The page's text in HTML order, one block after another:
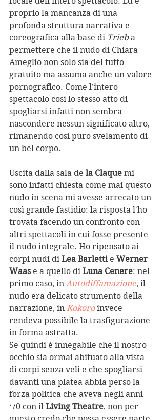
proprio la mancanza di una
profonda struttura narrativa e
coreografica alla base di Trieb a
permettere che il nudo di Chiara
Ameglio non solo sia del tutto
gratuito ma assuma anche un valore
pornografico. Come l’intero
spettacolo così lo stesso atto di
spogliarsi infatti non sembra
nascondere nessun significato altro,
rimanendo così puro svelamento di
un bel corpo.
Uscita dalla sala de la Claque mi
sono infatti chiesta come mai questo
nudo in scena mi avesse arrecato un
così grande fastidio: la risposta l'ho
trovata facendo un confronto con
altri spettacoli in cui fosse presente
il nudo integrale. Ho ripensato ai
corpi nudi di Lea Barletti e Werner
Waas e a quello di Luna Cenere: nel
primo caso, in Autodiffamazione, il
nudo era delicato strumento della
narrazione, in Kokoro invece
rendeva possibile la trasfigurazione
in forma astratta.
Se quindi è innegabile che il nostro
occhio sia ormai abituato alla vista
di corpi senza veli e che spogliarsi
davanti una platea abbia perso la
forza politica che aveva negli anni
‘70 con il Living Theatre, non per